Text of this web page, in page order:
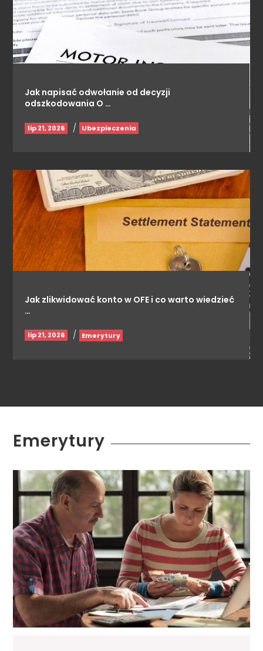
Jak napisać odwołanie od decyzji
odszkodowania O …
lip 21, 2026 / Ubezpieczenia
Jak zlikwidować konto w OFE i co warto wiedzieć
…
lip 21, 2026 / Emerytury
Emerytury